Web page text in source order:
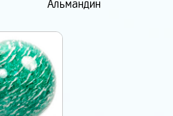
Альмандин